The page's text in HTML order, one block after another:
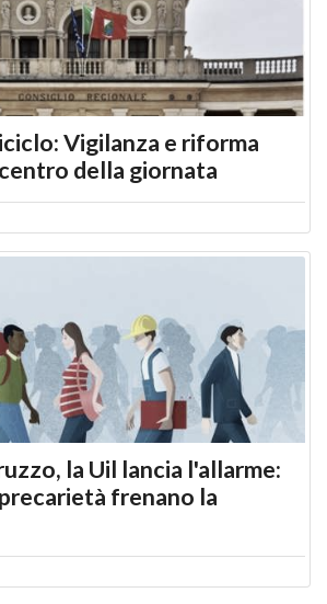
Vigilanza e riforma
della giornata
la Uil lancia l'allarme:
frenano la